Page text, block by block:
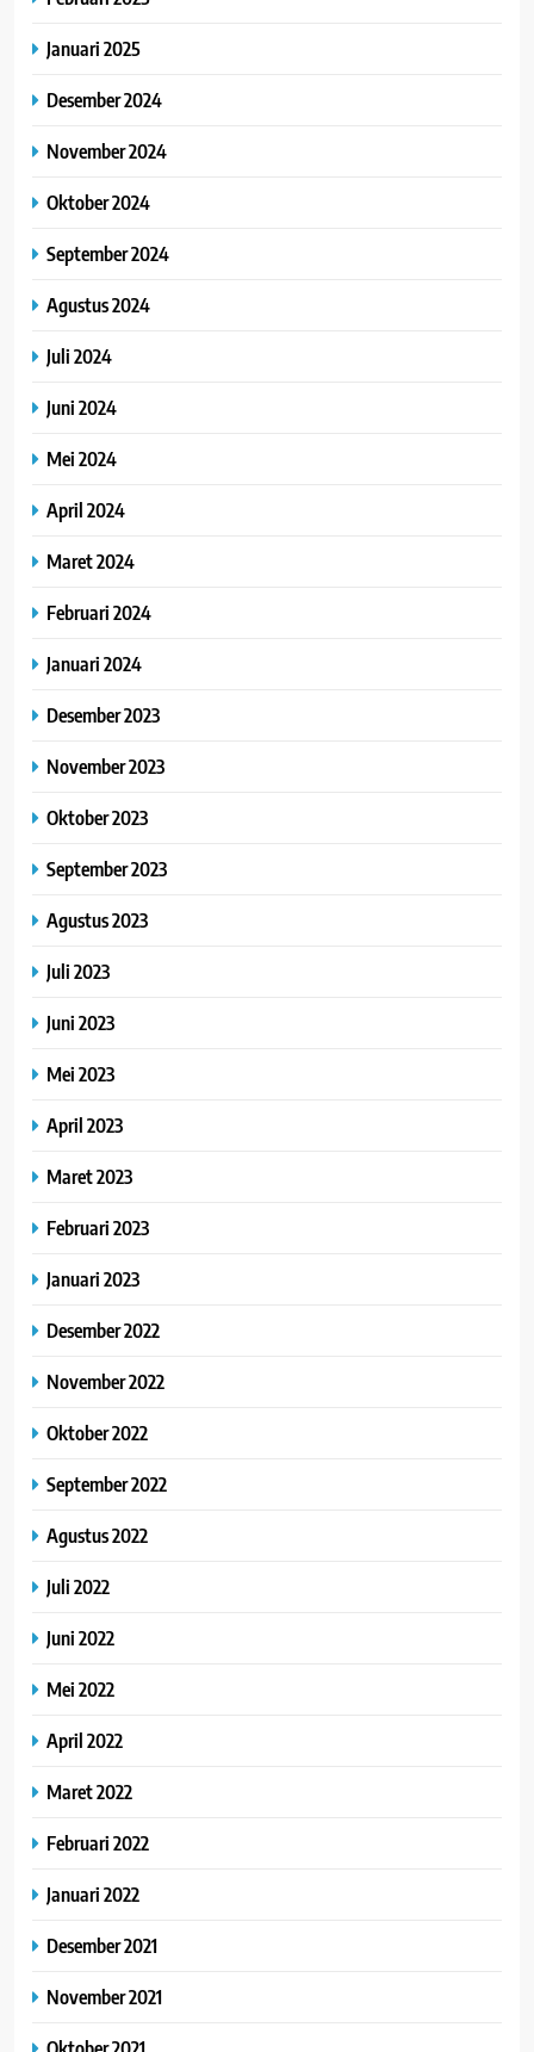
Januari 2025
Desember 2024
November 2024
Oktober 2024
September 2024
Agustus 2024
Juli 2024
Juni 2024
Mei 2024
April 2024
Maret 2024
Februari 2024
Januari 2024
Desember 2023
November 2023
Oktober 2023
September 2023
Agustus 2023
Juli 2023
Juni 2023
Mei 2023
April 2023
Maret 2023
Februari 2023
Januari 2023
Desember 2022
November 2022
Oktober 2022
September 2022
Agustus 2022
Juli 2022
Juni 2022
Mei 2022
April 2022
Maret 2022
Februari 2022
Januari 2022
Desember 2021
November 2021